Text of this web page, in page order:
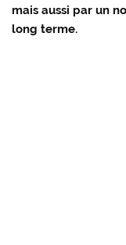
mais aussi par un
long terme.